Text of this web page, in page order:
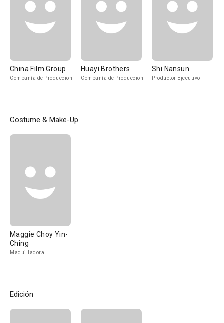
China Film Group
Compañía de Produccion
Huayi Brothers
Compañía de Produccion
Shi Nansun
Productor Ejecutivo
Costume & Make-Up
Maggie Choy Yin-
Ching
Maquilladora
Edición